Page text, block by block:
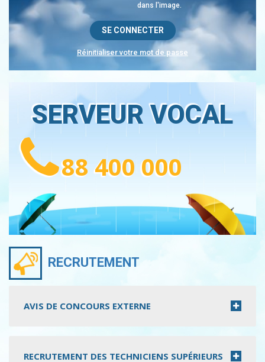
dans l'image.
Réinitialiser votre mot de passe
SERVEUR VOCAL
88 400 000
RECRUTEMENT
AVIS DE CONCOURS EXTERNE
RECRUTEMENT DES TECHNICIENS SUPÉRIEURS